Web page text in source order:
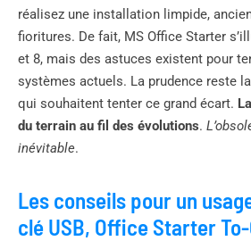
réalisez une installation limpide,
fioritures. De fait, MS Office Starter
et 8, mais des astuces existent pour
systèmes actuels. La prudence reste
qui souhaitent tenter ce grand écart.
du terrain au fil des évolutions.
inévitable.
Les conseils pour un
clé USB, Office Starter